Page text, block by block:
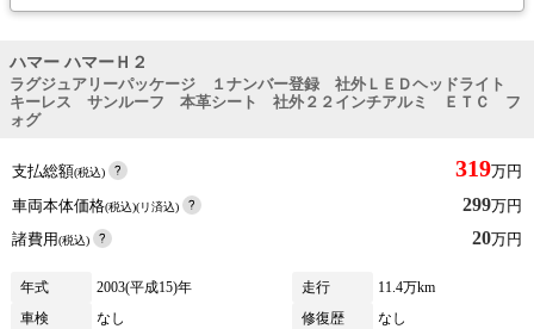
ハマー ハマーＨ２
ラグジュアリーパッケージ １ナンバー登録 社外ＬＥＤヘッドライト
キーレス サンルーフ 本革シート 社外２２インチアルミ ＥＴＣ フ
ォグ
支払総額(税込) 319万円
車両本体価格(税込)(リ済込) 299万円
諸費用(税込) 20万円
年式 2003(平成15)年 走行
11.4万km
車検
なし 修復歴
なし